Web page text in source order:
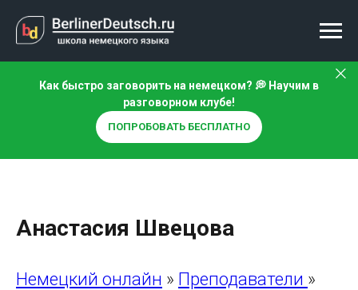
Как быстро заговорить на немецком? 💭 Научим в
разговорном клубе!
ПОПРОБОВАТЬ БЕСПЛАТНО
Анастасия Швецова
Немецкий онлайн » Преподаватели »